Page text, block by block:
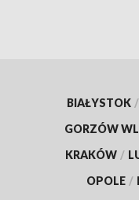
BIAŁYSTOK /
GORZÓW
KRAKÓW /
OPOLE /